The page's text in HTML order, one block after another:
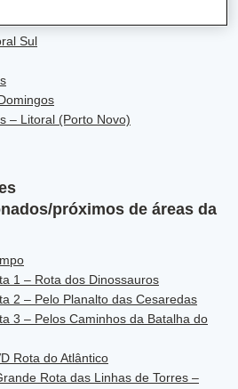
Sul
– Litoral (Porto Novo)
próximos de áreas da
1 – Rota dos Dinossauros
2 – Pelo Planalto das Cesaredas
3 – Pelos Caminhos da Batalha do
Rota do Atlântico
Rota das Linhas de Torres –